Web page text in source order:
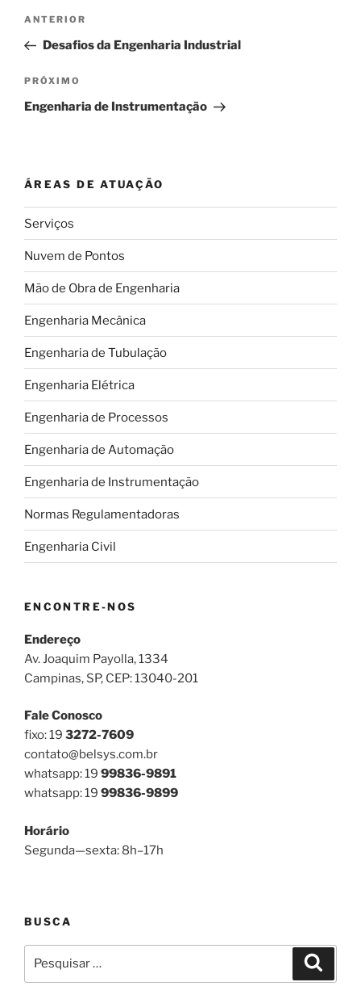
Navegação
Post
Post
anterior
ANTERIOR
Desafios da Engenharia Industrial
Próximo
post
PRÓXIMO
Engenharia de Instrumentação
ÁREAS DE ATUAÇÃO
Serviços
Nuvem de Pontos
Mão de Obra de Engenharia
Engenharia Mecânica
Engenharia de Tubulação
Engenharia Elétrica
Engenharia de Processos
Engenharia de Automação
Engenharia de Instrumentação
Normas Regulamentadoras
Engenharia Civil
ENCONTRE-NOS
Endereço
Av. Joaquim Payolla, 1334
Campinas, SP, CEP: 13040-201
Fale Conosco
fixo: 19 3272-7609
contato@belsys.com.br
whatsapp: 19 99836-9891
whatsapp: 19 99836-9899
Horário
Segunda—sexta: 8h–17h
BUSCA
por: